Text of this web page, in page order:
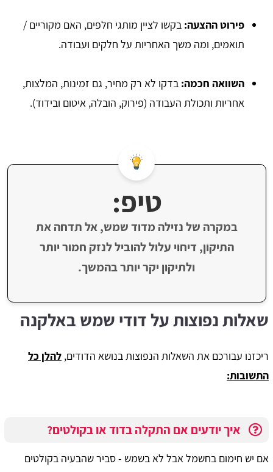
פירוט ההצעה: בקשו לציין מותגי חלפים, האם מקוריים /
תואמים, ומה משך האחריות על חלקים ועבודה.
השוואה חכמה: בדקו לא רק מחיר, גם זמינות, המלצות,
אחריות ותכולת העבודה (פירוק, הובלה, איטום ובידוד).
טיפ:
במקרה של נזילה מדוד שמש, אל תדחה את
התיקון, דיחוי עלול להוביל לנזק חמור יותר
ולתיקון יקר יותר בהמשך.
שאלות נפוצות על דודי שמש באלקנה
ריכזנו עבורכם את השאלות הנפוצות בנושא הדודים, להלן כל
התשובות:
איך יודעים אם התקלה בדוד או בקולטים?
אם יש חימום בחשמל אבל לא בשמש - סביר שהבעיה בקולטים